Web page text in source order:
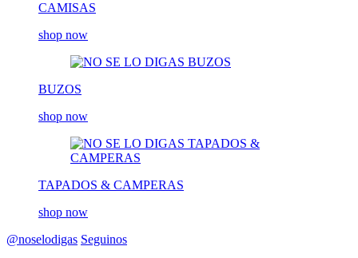
CAMISAS
shop now
BUZOS
shop now
TAPADOS & CAMPERAS
shop now
@noselodigas Seguinos